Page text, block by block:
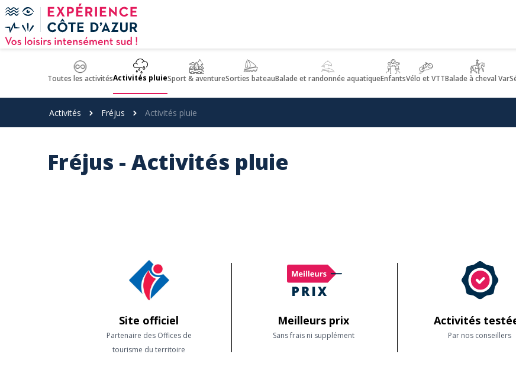
Panneau de gestion des cookies
Toutes les activitésActivités pluieSport & aventureSorties bateauBalade et randonnée aquatiqueEnfantsVélo et VTTBalade à cheval Var
Activités Fréjus Activités pluie
Fréjus - Activités pluie
Site officiel
Partenaire des Offices de
tourisme du territoire
Meilleurs prix
Sans frais ni supplément
Activités
Par nos conseillers